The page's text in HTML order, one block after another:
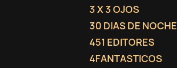
3 X 3 OJOS
30 DIAS DE NOCHE
451 EDITORES
4FANTASTICOS